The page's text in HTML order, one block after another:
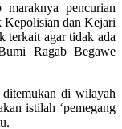
pencurian
Kepolisian dan Kejari
terkait agar tidak ada
Ragab Begawe
di wilayah
istilah ‘pemegang